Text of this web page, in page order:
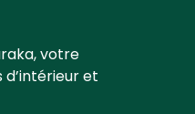
votre
et